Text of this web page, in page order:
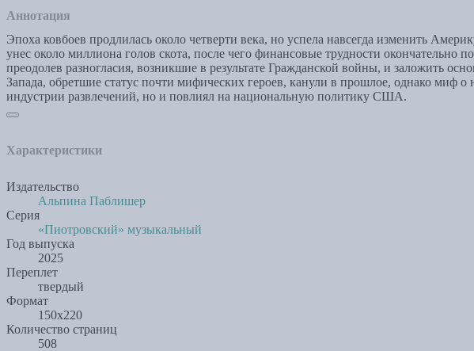
Аннотация
Эпоха ковбоев продлилась около четверти века, но успела навсегда изменить
унес около миллиона голов скота, после чего финансовые трудности
преодолев разногласия, возникшие в результате Гражданской войны, и заложить
Запада, обретшие статус почти мифических героев, канули в прошлое, однако миф
индустрии развлечений, но и повлиял на национальную политику США.
Характеристики
Издательство
Альпина Паблишер
Серия
«Пиотровский» музыкальный
Год выпуска
2025
Переплет
твердый
Формат
150х220
Количество страниц
508